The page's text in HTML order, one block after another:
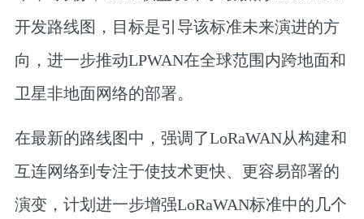
开发路线图，目标是引导该标准未来演进的方
向，进一步推动LPWAN在全球范围内跨地面和
卫星非地面网络的部署。
在最新的路线图中，强调了LoRaWAN从构建和
互连网络到专注于使技术更快、更容易部署的
演变，计划进一步增强LoRaWAN标准中的几个